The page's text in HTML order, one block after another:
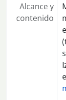
Alcance y
contenido